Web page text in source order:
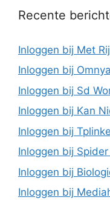
Recente
Inloggen bij Met
Inloggen bij
Inloggen bij Sd
Inloggen bij Kan
Inloggen bij
Inloggen bij
Inloggen bij
Inloggen bij